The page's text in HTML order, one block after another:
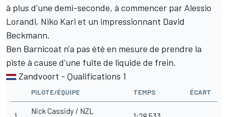
à plus d'une demi-seconde, à commencer par Alessio
Lorandi, Niko Kari et un impressionnant David
Beckmann.
Ben Barnicoat n'a pas été en mesure de prendre la
piste à cause d'une fuite de liquide de frein.
Zandvoort - Qualifications 1
PILOTE/ÉQUIPE TEMPS ÉCART
Nick Cassidy / NZL